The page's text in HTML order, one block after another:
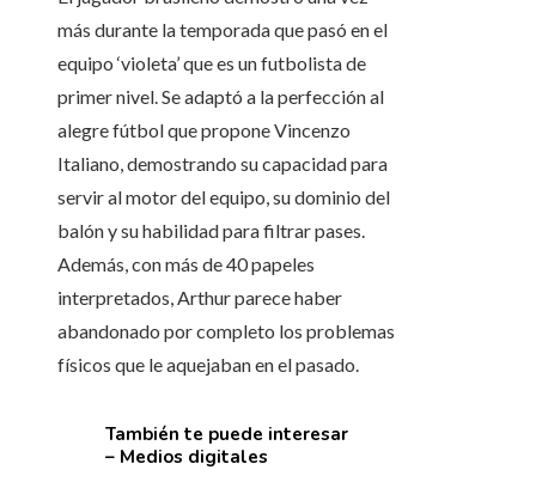
más durante la temporada que pasó en el
equipo ‘violeta’ que es un futbolista de
primer nivel. Se adaptó a la perfección al
alegre fútbol que propone Vincenzo
Italiano, demostrando su capacidad para
servir al motor del equipo, su dominio del
balón y su habilidad para filtrar pases.
Además, con más de 40 papeles
interpretados, Arthur parece haber
abandonado por completo los problemas
físicos que le aquejaban en el pasado.
También te puede interesar
– Medios digitales